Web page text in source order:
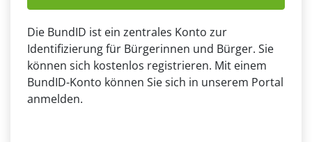
Die BundID ist ein zentrales Konto zur
Identifizierung für Bürgerinnen und Bürger. Sie
können sich kostenlos registrieren. Mit einem
BundID-Konto können Sie sich in unserem Portal
anmelden.